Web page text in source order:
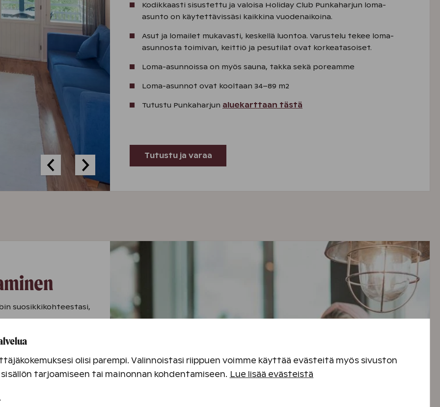
Kodikkaasti sisustettu ja valoisa Holiday Club Punkaharjun loma-
asunto on käytettävissäsi kaikkina vuodenaikoina.
Asut ja lomailet mukavasti, keskellä luontoa. Varustelu tekee loma-
asunnosta toimivan, keittiö ja pesutilat ovat korkeatasoiset.
Loma-asunnoissa on myös sauna, takka sekä poreamme
Loma-asunnot ovat kooltaan 34–89 m2
Tutustu Punkaharjun aluekarttaan tästä
Tutustu ja varaa
suosikkikohteestasi,
Suomen
loma-asunnot,
olisi parempi. Valinnoistasi riippuen voimme käyttää evästeitä myös sivuston
tarjoamiseen tai mainonnan kohdentamiseen. Lue lisää evästeistä
.